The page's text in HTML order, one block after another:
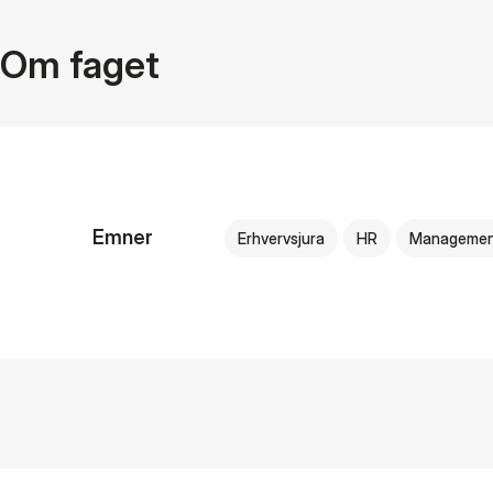
Om faget
Emner Erhvervsjura HR